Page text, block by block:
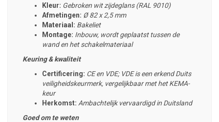
Kleur: Gebroken wit zijdeglans (RAL 9010)
Afmetingen: Ø 82 x 2,5 mm
Materiaal: Bakeliet
Montage: Inbouw, wordt geplaatst tussen de
wand en het schakelmateriaal
Keuring & kwaliteit
Certificering: CE en VDE; VDE is een erkend Duits
veiligheidskeurmerk, vergelijkbaar met het KEMA-
keur
Herkomst: Ambachtelijk vervaardigd in Duitsland
Goed om te weten